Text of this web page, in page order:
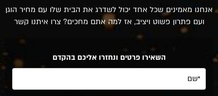
אנחנו מאמינים שכל אחד יכול לשדרג את הבית שלו עם מחיר הוגן
ועם פתרון פשוט ויציב, אז למה אתם מחכים? צרו איתנו קשר
השאירו פרטים ונחזרו אליכם בהקדם